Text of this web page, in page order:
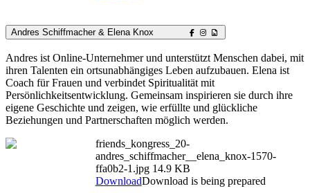
Andres Schiffmacher & Elena Knox
Andres ist Online-Unternehmer und unterstützt Menschen dabei, mit
ihren Talenten ein ortsunabhängiges Leben aufzubauen. Elena ist
Coach für Frauen und verbindet Spiritualität mit
Persönlichkeitsentwicklung. Gemeinsam inspirieren sie durch ihre
eigene Geschichte und zeigen, wie erfüllte und glückliche
Beziehungen und Partnerschaften möglich werden.
friends_kongress_20-
andres_schiffmacher__elena_knox-1570-
ffa0b2-1.jpg 14.9 KB
DownloadDownload is being prepared